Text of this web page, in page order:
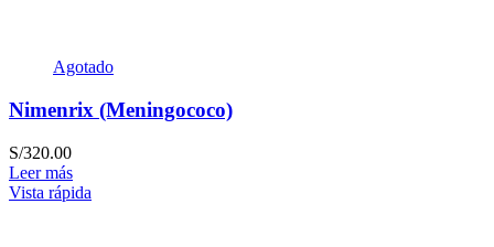
Agotado
Nimenrix (Meningococo)
S/320.00
Leer más
Vista rápida